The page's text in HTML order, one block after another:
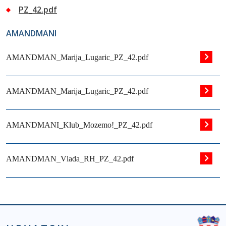
PZ_42.pdf
AMANDMANI
AMANDMAN_Marija_Lugaric_PZ_42.pdf
AMANDMAN_Marija_Lugaric_PZ_42.pdf
AMANDMANI_Klub_Mozemo!_PZ_42.pdf
AMANDMAN_Vlada_RH_PZ_42.pdf